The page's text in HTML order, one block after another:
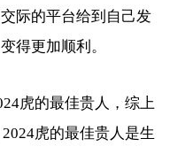
际的平台给到自己发
得更加顺利。
虎的最佳贵人，综上
虎的最佳贵人是生